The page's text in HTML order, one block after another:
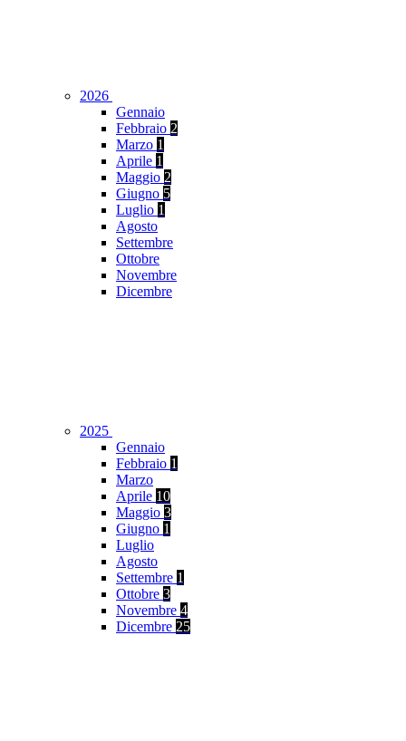
2026
Gennaio
Febbraio 2
Marzo 1
Aprile 1
Maggio 2
Giugno 5
Luglio 1
Agosto
Settembre
Ottobre
Novembre
Dicembre
2025
Gennaio
Febbraio 1
Marzo
Aprile 10
Maggio 3
Giugno 1
Luglio
Agosto
Settembre 1
Ottobre 3
Novembre 4
Dicembre 25